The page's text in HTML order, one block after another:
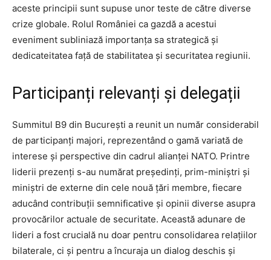
aceste principii sunt supuse unor teste de către diverse
crize globale. Rolul României ca gazdă a acestui
eveniment subliniază importanța sa strategică și
dedicateitatea față de stabilitatea și securitatea regiunii.
Participanți relevanți și delegații
Summitul B9 din București a reunit un număr considerabil
de participanți majori, reprezentând o gamă variată de
interese și perspective din cadrul alianței NATO. Printre
liderii prezenți s-au numărat președinți, prim-miniștri și
miniștri de externe din cele nouă țări membre, fiecare
aducând contribuții semnificative și opinii diverse asupra
provocărilor actuale de securitate. Această adunare de
lideri a fost crucială nu doar pentru consolidarea relațiilor
bilaterale, ci și pentru a încuraja un dialog deschis și